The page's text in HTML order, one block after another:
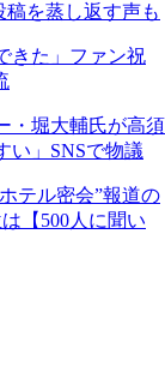
稿を蒸し返す声も
きた」ファン祝
・堀大輔氏が高須
い」SNSで物議
テル密会”報道の
【500人に聞い